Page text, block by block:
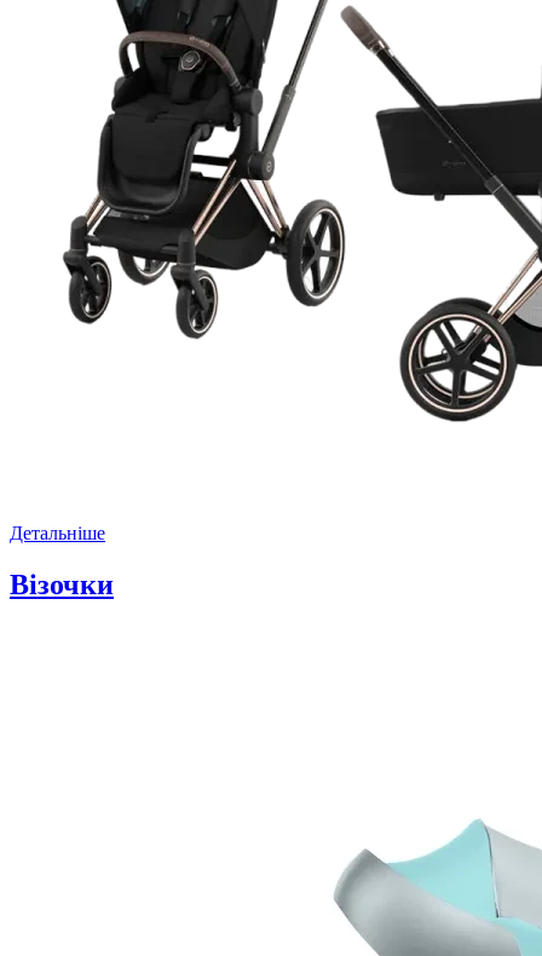
Детальніше
Візочки